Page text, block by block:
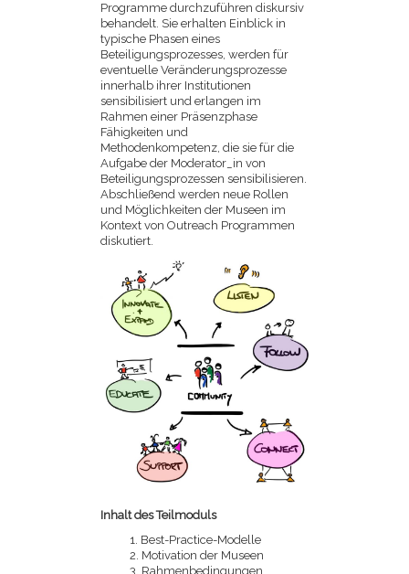
Programme durchzuführen diskursiv
behandelt. Sie erhalten Einblick in
typische Phasen eines
Beteiligungsprozesses, werden für
eventuelle Veränderungsprozesse
innerhalb ihrer Institutionen
sensibilisiert und erlangen im
Rahmen einer Präsenzphase
Fähigkeiten und
Methodenkompetenz, die sie für die
Aufgabe der Moderator_in von
Beteiligungsprozessen sensibilisieren.
Abschließend werden neue Rollen
und Möglichkeiten der Museen im
Kontext von Outreach Programmen
diskutiert.
Inhalt des Teilmoduls
Best-Practice-Modelle
Motivation der Museen
Rahmenbedingungen